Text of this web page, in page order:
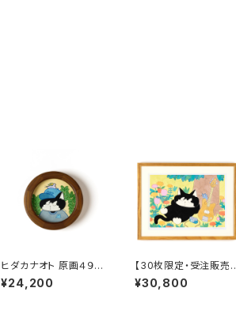
ヒダカナオト 原画４９
「Cap cat」
¥24,200
【30枚限定・受注販売】
ヒダカナオト 複製原画A
「少し目付きの悪いネコ
¥30,800